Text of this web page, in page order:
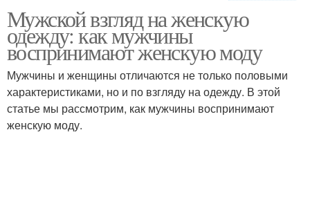
Одежда в разных
ситуациях
одежде
Мужской взгляд на женскую
одежду: как мужчины
воспринимают женскую моду
Мужчины и женщины отличаются не только половыми
характеристиками, но и по взгляду на одежду. В этой
статье мы рассмотрим, как мужчины воспринимают
женскую моду.